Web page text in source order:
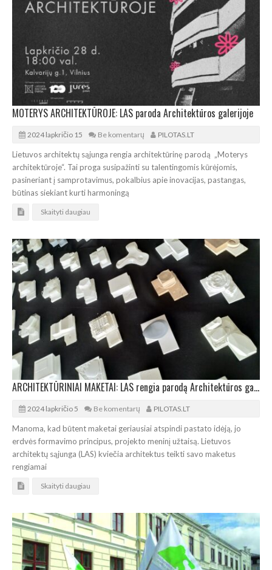
MOTERYS ARCHITEKTŪROJE: LAS paroda Architektūros galerijoje
2024 lapkričio 15 Be komentarų PILOTAS.LT
Lietuvos architektų sąjunga rengia architektūrinę parodą „Moterys
architektūroje“. Tai proga susipažinti su talentingomis kūrėjomis,
pasineriant į samprotavimus, pokalbius apie inovacijas, pastangas,
būtinas siekiant kurti harmoningą
Skaityti daugiau
ARCHITEKTŪRINIAI MAKETAI: LAS rengia parodą Architektūros galerijoje
2024 lapkričio 5 Be komentarų PILOTAS.LT
Manoma, kad būtent maketai geriausiai atspindi pastato idėją, jo
erdvės formavimo principus, projekto meninį užtaisą. Lietuvos
architektų sąjunga (LAS) kviečia architektus teikti savo maketus
rengiamai
Skaityti daugiau